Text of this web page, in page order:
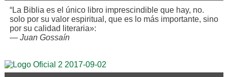
“La Biblia es el único libro imprescindible que hay, no.
solo por su valor espiritual, que es lo más importante, sino
por su calidad literaria»:
— Juan Gossaín